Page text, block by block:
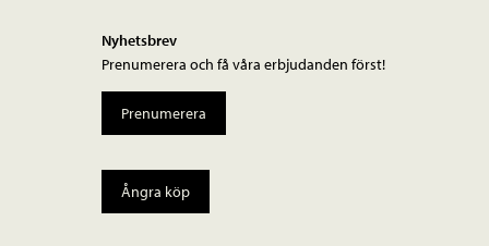
Nyhetsbrev
Prenumerera och få våra erbjudanden först!
Prenumerera
Ångra köp